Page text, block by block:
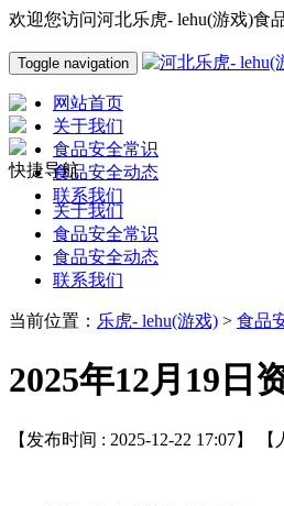
欢迎您访问河北乐虎- lehu(游戏)食
Toggle navigation
网站首页
关于我们
食品安全常识
食品安全动态
联系我们
快捷导航
关于我们
食品安全常识
食品安全动态
联系我们
当前位置： 乐虎- lehu(游戏) > 食品
2025年12月19日
【发布时间 : 2025-12-22 17:07】 【